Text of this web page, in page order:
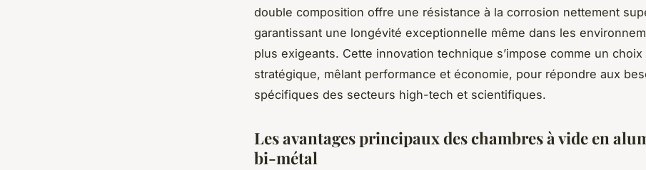
double composition offre une résistance à la corrosion nettement
garantissant une longévité exceptionnelle même dans les
plus exigeants. Cette innovation technique s’impose comme un choix
stratégique, mêlant performance et économie, pour répondre aux
spécifiques des secteurs high-tech et scientifiques.
Les avantages principaux des chambres à vide en
bi-métal